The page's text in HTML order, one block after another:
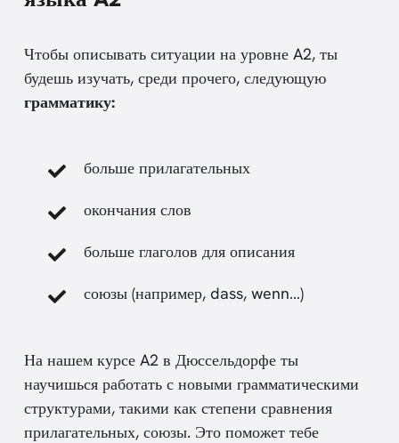
Чтобы описывать ситуации на уровне A2, ты
будешь изучать, среди прочего, следующую
грамматику:
больше прилагательных
окончания слов
больше глаголов для описания
союзы (например, dass, wenn…)
На нашем курсе A2 в Дюссельдорфе ты
научишься работать с новыми грамматическими
структурами, такими как степени сравнения
прилагательных, союзы. Это поможет тебе